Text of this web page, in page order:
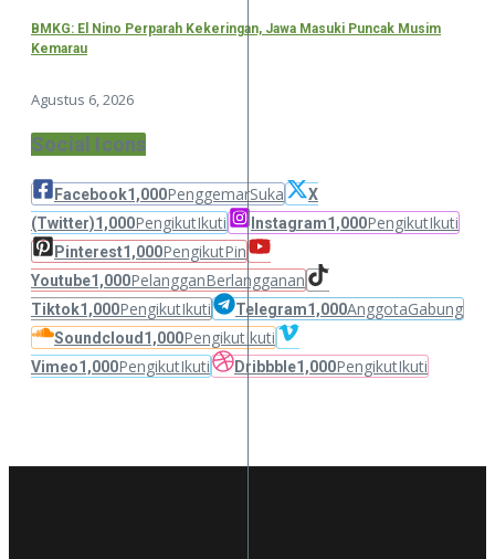
BMKG: El Nino Perparah Kekeringan, Jawa Masuki Puncak Musim
Kemarau
Agustus 6, 2026
Social Icons
Facebook1,000PenggemarSuka
X
(Twitter)1,000PengikutIkuti Instagram1,000PengikutIkuti
Pinterest1,000PengikutPin
Youtube1,000PelangganBerlangganan
Tiktok1,000PengikutIkuti Telegram1,000AnggotaGabung
Soundcloud 1,000PengikutIkuti
Vimeo1,000PengikutIkuti Dribbble1,000PengikutIkuti